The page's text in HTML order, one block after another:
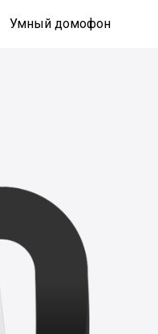
Умный домофон